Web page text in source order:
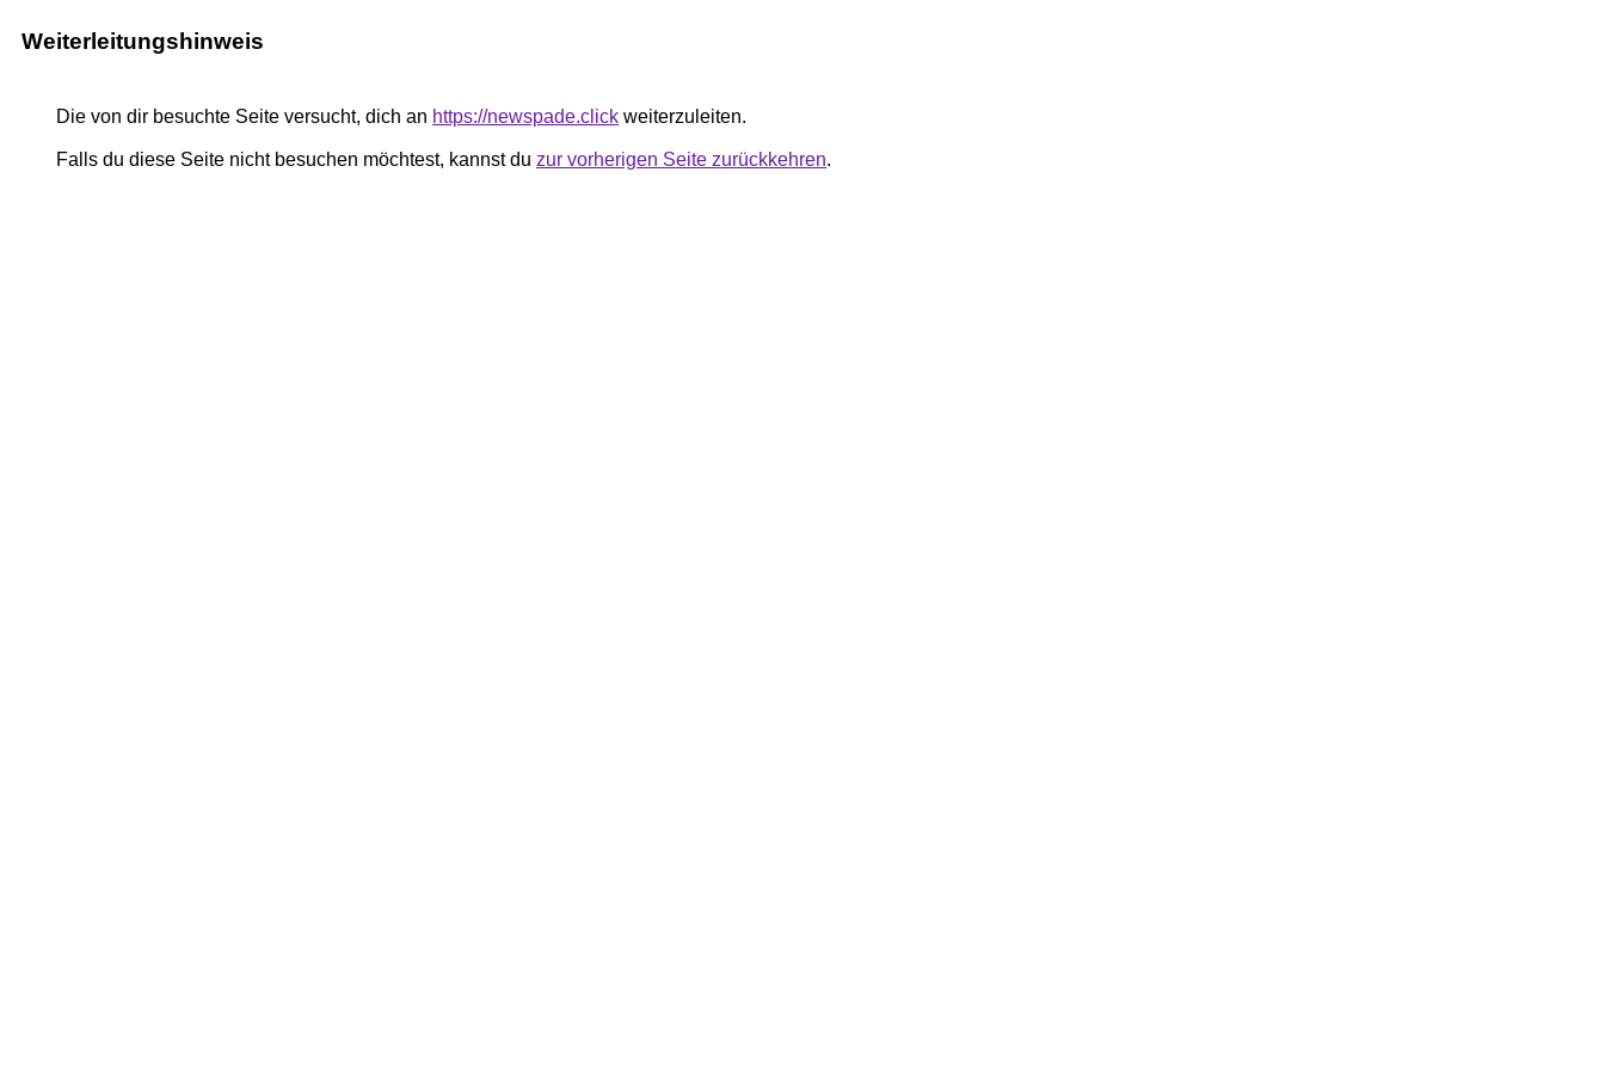
Weiterleitungshinweis
Die von dir besuchte Seite versucht, dich an https://newspade.click weiterzuleiten.
Falls du diese Seite nicht besuchen möchtest, kannst du zur vorherigen Seite zurückkehren.